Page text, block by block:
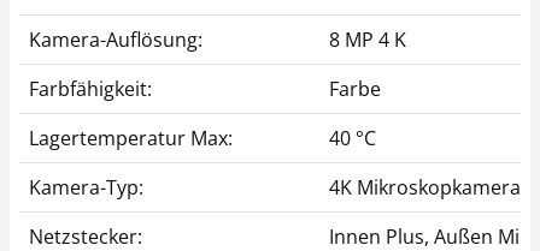
Kamera-Auflösung:
8 MP 4 K
Farbfähigkeit:
Farbe
Lagertemperatur Max:
40 °C
Kamera-Typ:
4K Mikroskopkamera
Netzstecker:
Innen Plus, Außen